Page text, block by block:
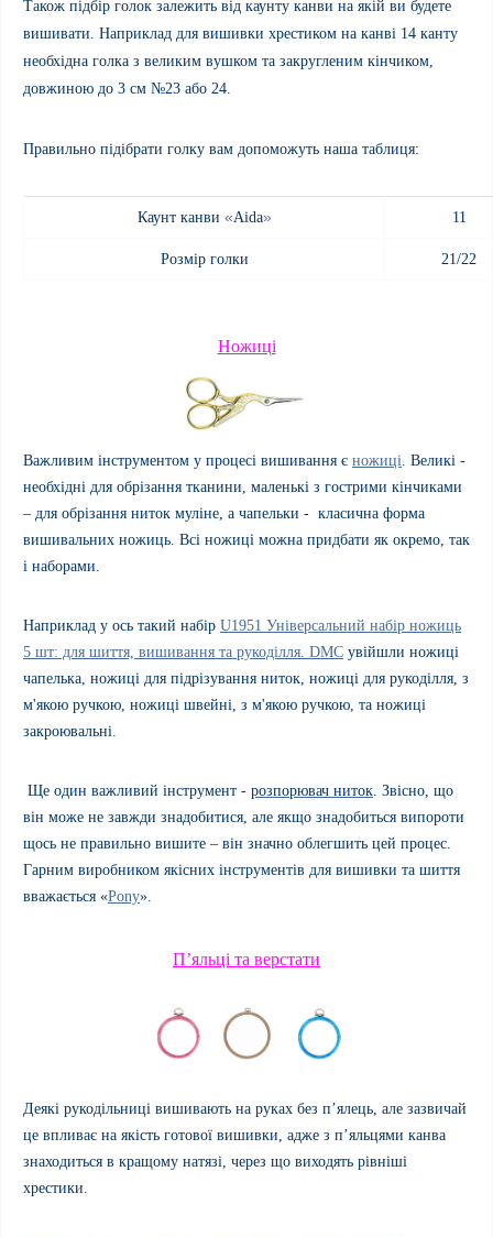
Також підбір голок залежить від каунту канви на якій ви будете
вишивати. Наприклад для вишивки хрестиком на канві 14 канту
необхідна голка з великим вушком та закругленим кінчиком,
довжиною до 3 см №23 або 24.
Правильно підібрати голку вам допоможуть наша таблиця:
Каунт канви «Aida» 11
Розмір голки 21/22
Ножиці
Важливим інструментом у процесі вишивання є ножиці . Великі -
необхідні для обрізання тканини, маленькі з гострими кінчиками
– для обрізання ниток муліне, а чапельки - класична форма
вишивальних ножиць. Всі ножиці можна придбати як окремо, так
і наборами.
Наприклад у ось такий набір U1951 Універсальний набір ножиць
5 шт: для шиття, вишивання та рукоділля. DMC увійшли ножиці
чапелька, ножиці для підрізування ниток, ножиці для рукоділля, з
м'якою ручкою, ножиці швейні, з м'якою ручкою, та ножиці
закроювальні.
Ще один важливий інструмент - розпорювач ниток . Звісно, що
він може не завжди знадобитися, але якщо знадобиться випороти
щось не правильно вишите – він значно облегшить цей процес.
Гарним виробником якісних інструментів для вишивки та шиття
вважається «Pony».
П’яльці та верстати
Деякі рукодільниці вишивають на руках без п’ялець, але зазвичай
це впливає на якість готової вишивки, адже з п’яльцями канва
знаходиться в кращому натязі, через що виходять рівніші
хрестики.